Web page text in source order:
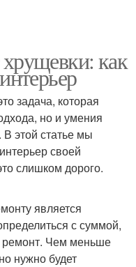
как
задача, которая
но и умения
В этой статье мы
своей
слишком дорого.
является
с суммой,
ремонт. Чем меньше
нужно будет